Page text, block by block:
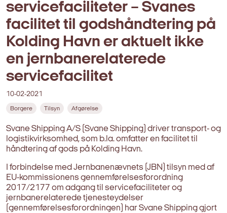
servicefaciliteter – Svanes
facilitet til godshåndtering på
Kolding Havn er aktuelt ikke
en jernbanerelaterede
servicefacilitet
10-02-2021
Borgere Tilsyn Afgørelse
Svane Shipping A/S (Svane Shipping) driver transport- og
logistikvirksomhed, som b.la. omfatter en facilitet til
håndtering af gods på Kolding Havn.
I forbindelse med Jernbanenævnets (JBN) tilsyn med af
EU-kommissionens gennemførelsesforordning
2017/2177 om adgang til servicefaciliteter og
jernbanerelaterede tjenesteydelser
(gennemførelsesforordningen) har Svane Shipping gjort